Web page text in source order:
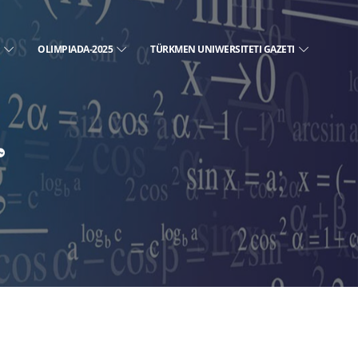
OLIMPIADA-2025 TÜRKMEN UNIWERSITETI GAZETI